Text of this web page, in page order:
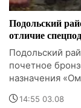
Подольский
отличие
Подольский
почетное
назначения
14:55 03.08